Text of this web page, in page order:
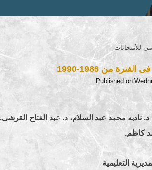
للأمتحانات
من 1986-1990
Published on
ناديه محمد عبد السلام، د. عبد الفتاح القرشى.
كاظم.
التعليمية